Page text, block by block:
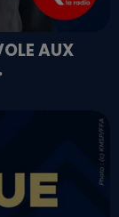
AUX